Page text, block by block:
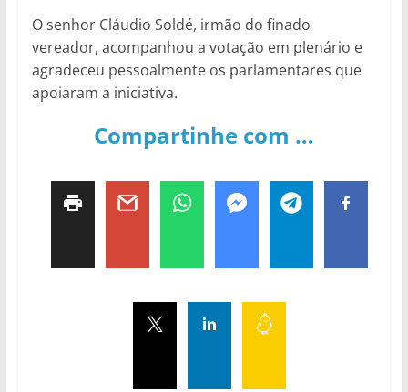
O senhor Cláudio Soldé, irmão do finado
vereador, acompanhou a votação em plenário e
agradeceu pessoalmente os parlamentares que
apoiaram a iniciativa.
Compartinhe com …